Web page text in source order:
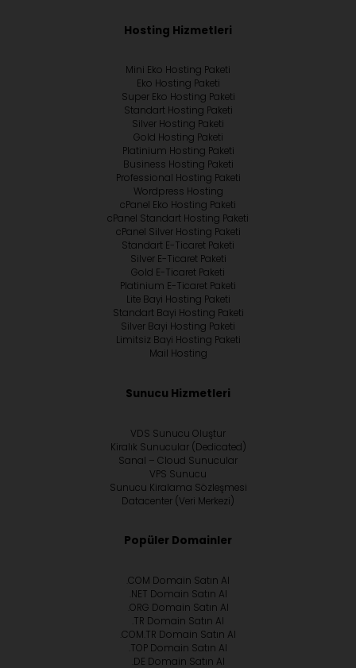
Hosting Hizmetleri
Mini Eko Hosting Paketi
Eko Hosting Paketi
Super Eko Hosting Paketi
Standart Hosting Paketi
Silver Hosting Paketi
Gold Hosting Paketi
Platinium Hosting Paketi
Business Hosting Paketi
Professional Hosting Paketi
Wordpress Hosting
cPanel Eko Hosting Paketi
cPanel Standart Hosting Paketi
cPanel Silver Hosting Paketi
Standart E-Ticaret Paketi
Silver E-Ticaret Paketi
Gold E-Ticaret Paketi
Platinium E-Ticaret Paketi
Lite Bayi Hosting Paketi
Standart Bayi Hosting Paketi
Silver Bayi Hosting Paketi
Limitsiz Bayi Hosting Paketi
Mail Hosting
Sunucu Hizmetleri
VDS Sunucu Oluştur
Kiralık Sunucular (Dedicated)
Sanal – Cloud Sunucular
VPS Sunucu
Sunucu Kiralama Sözleşmesi
Datacenter (Veri Merkezi)
Popüler Domainler
.COM Domain Satın Al
.NET Domain Satın Al
.ORG Domain Satın Al
.TR Domain Satın Al
.COM.TR Domain Satın Al
.TOP Domain Satın Al
.DE Domain Satın Al